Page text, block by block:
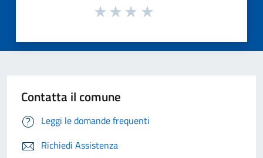
Contatta il comune
Leggi le domande frequenti
Richiedi Assistenza